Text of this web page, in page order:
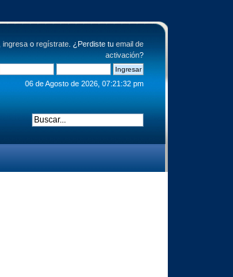
ingresao regístrate. ¿Perdiste tu email de
activación?
06 de Agosto de 2026, 07:21:32 pm